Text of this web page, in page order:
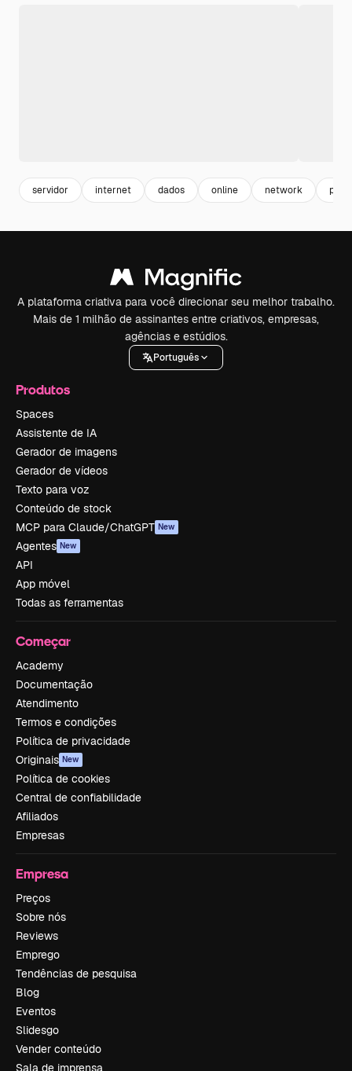
servidor internet dados online network
A plataforma criativa para você direcionar seu melhor trabalho.
Mais de 1 milhão de assinantes entre criativos, empresas,
agências e estúdios.
Português
Produtos
Spaces
Assistente de IA
Gerador de imagens
Gerador de vídeos
Texto para voz
Conteúdo de stock
MCP para Claude/ChatGPT New
Agentes New
API
App móvel
Todas as ferramentas
Começar
Academy
Documentação
Atendimento
Termos e condições
Política de privacidade
Originais New
Política de cookies
Central de confiabilidade
Afiliados
Empresas
Empresa
Preços
Sobre nós
Reviews
Emprego
Tendências de pesquisa
Blog
Eventos
Slidesgo
Vender conteúdo
Sala de imprensa